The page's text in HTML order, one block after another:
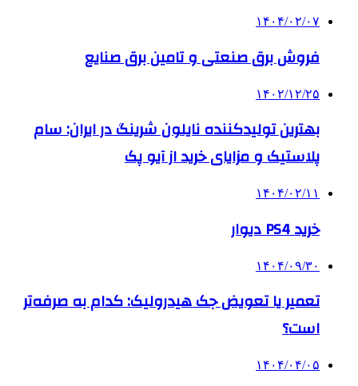
۱۴۰۴/۰۲/۰۷
فروش برق صنعتی و تامین برق صنایع
۱۴۰۲/۱۲/۲۵
بهترین تولیدکننده نایلون شرینگ در ایران: سام
پلاستیک و مزایای خرید از آیو پک
۱۴۰۴/۰۲/۱۱
خرید PS4 دیوار
۱۴۰۴/۰۹/۳۰
تعمیر یا تعویض جک هیدرولیک: کدام به صرفه‌تر
است؟
۱۴۰۴/۰۴/۰۵